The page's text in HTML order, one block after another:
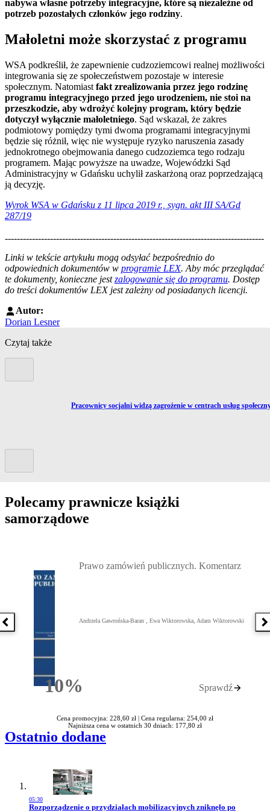
nabywa własne potrzeby integracyjne, które są niezależne od
potrzeb pozostałych członków jego rodziny.
Małoletni może skorzystać z programu
WSA podkreślił, że zapewnienie cudzoziemcowi realnej możliwości
integrowania się ze społeczeństwem pozostaje w interesie
społecznym. Natomiast fakt zrealizowania przez jego rodzinę
programu integracyjnego przed jego urodzeniem, nie stoi na
przeszkodzie, aby wdrożyć kolejny program, który będzie
dotyczył wyłącznie małoletniego. Sąd wskazał, że zakres
podmiotowy pomiędzy tymi dwoma programami integracyjnymi
będzie się różnił, więc nie występuje ryzyko naruszenia zasady
jednokrotnego obejmowania danego cudzoziemca tego rodzaju
programem. Mając powyższe na uwadze, Wojewódzki Sąd
Administracyjny w Gdańsku uchylił zaskarżoną oraz poprzedzającą
ją decyzję.
Wyrok WSA w Gdańsku z 11 lipca 2019 r., sygn. akt III SA/Gd
287/19
--------------------------------------------------------------------------------------
Linki w tekście artykułu mogą odsyłać bezpośrednio do
odpowiednich dokumentów w programie LEX. Aby móc przeglądać
te dokumenty, konieczne jestzalogowanie się do programu. Dostęp
do treści dokumentów LEX jest zależny od posiadanych licencji.
Autor:
Dorian Lesner
Czytaj także
Przejdź do artykułu:
Pracownicy socjalni widzą zagrożenie w centrach usług
Polecamy prawnicze książki
samorządowe
Poprzednia książka
10%Rabatu
Prawo zamówień publicznych. Komentarz
Andrzela Gawrońska-Baran , Ewa Wiktorowska, Adam Wiktorowski
Sprawdź
Cena promocyjna: 228,60 zł | Cena regularna: 254,00 zł
Najniższa cena w ostatnich 30 dniach: 177,80 zł
Ostatnio dodane
05:30
Przejdź do artykułu:
Rozporządzenie o przydziałach mobilizacyjnych zniknęło po